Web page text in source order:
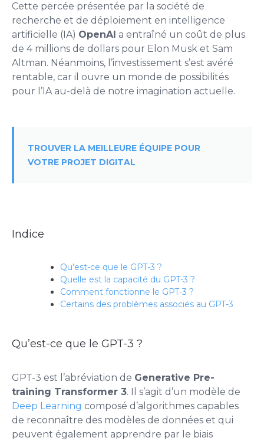
Cette percée présentée par la société de
recherche et de déploiement en intelligence
artificielle (IA) OpenAI a entraîné un coût de plus
de 4 millions de dollars pour Elon Musk et Sam
Altman. Néanmoins, l’investissement s’est avéré
rentable, car il ouvre un monde de possibilités
pour l’IA au-delà de notre imagination actuelle.
TROUVER LA MEILLEURE ÉQUIPE POUR
VOTRE PROJET DIGITAL
Indice
Qu’est-ce que le GPT-3 ?
Quelle est la capacité du GPT-3 ?
Comment fonctionne le GPT-3 ?
Certains des problèmes associés au GPT-3
Qu’est-ce que le GPT-3 ?
GPT-3 est l’abréviation de Generative Pre-
training Transformer 3. Il s’agit d’un modèle de
Deep Learning composé d’algorithmes capables
de reconnaître des modèles de données et qui
peuvent également apprendre par le biais